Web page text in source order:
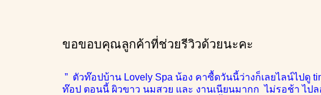
ขอขอบคุณลูกค้าที่ช่วยรีวิวด้วยนะคะ
” ตัวท๊อปบ้าน Lovely Spa น้อง คาซื้ดวันนี้ว่างก็เลยไลน์ไปดู
ท๊อป ตอนนี้ ผิวขาว นมสวย และ งานเนียนมากก ไม่รอช้า ไป